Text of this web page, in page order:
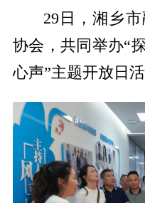
29日，湘乡
协会，共同举办“
心声”主题开放日活